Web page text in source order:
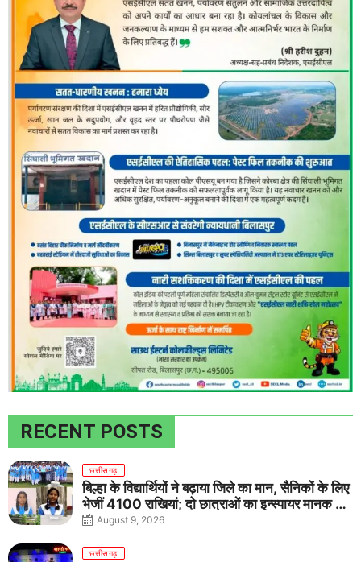
RECENT POSTS
छत्तीसगढ़
बिल्हा के विद्यार्थियों ने बढ़ाया जिले का मान, सैनिकों के लिए
भेजीं 4100 राखियां; दो छात्राओं का इन्स्पायर मानक में
राष्ट्रीय चयन
August 9, 2026
छत्तीसगढ़